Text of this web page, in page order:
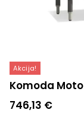
Akcija!
Komoda Moto
Izvirna
746,13 €
Trenutna